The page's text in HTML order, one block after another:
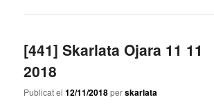
[441] Skarlata Ojara 11 11
2018
Publicat el12/11/2018perskarlata